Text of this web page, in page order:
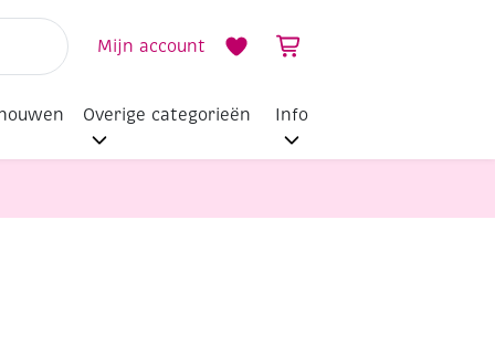
Mijn account
Overige categorieën Info